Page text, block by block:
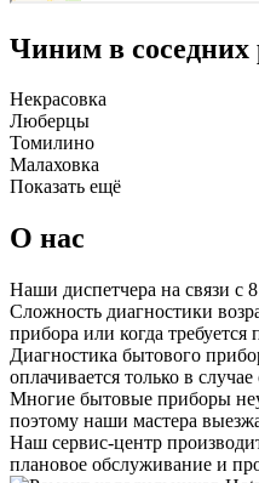
Чиним в соседних
Некрасовка
Люберцы
Томилино
Малаховка
Показать ещё
О нас
Наши диспетчера на связи с
Сложность диагностики
прибора или когда требуется
Диагностика бытового
оплачивается только в
Многие бытовые приборы
поэтому наши мастера
Наш сервис-центр
плановое обслуживание и